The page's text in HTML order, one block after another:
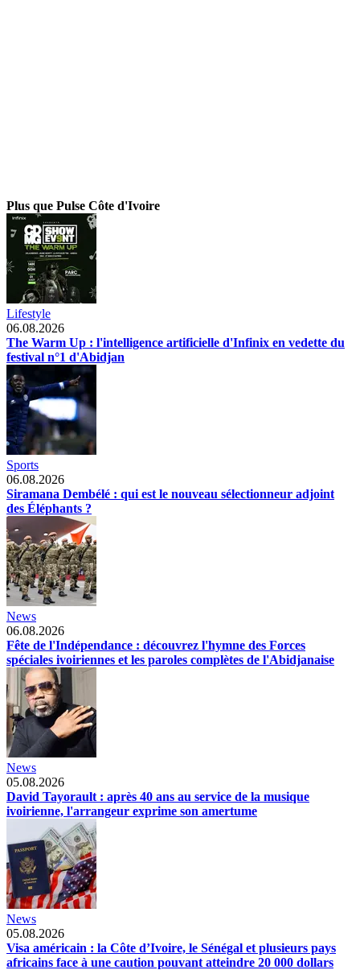
Plus que Pulse Côte d'Ivoire
Lifestyle
06.08.2026
The Warm Up : l'intelligence artificielle d'Infinix en vedette du
festival n°1 d'Abidjan
Sports
06.08.2026
Siramana Dembélé : qui est le nouveau sélectionneur adjoint
des Éléphants ?
News
06.08.2026
Fête de l'Indépendance : découvrez l'hymne des Forces
spéciales ivoiriennes et les paroles complètes de l'Abidjanaise
News
05.08.2026
David Tayorault : après 40 ans au service de la musique
ivoirienne, l'arrangeur exprime son amertume
News
05.08.2026
Visa américain : la Côte d’Ivoire, le Sénégal et plusieurs pays
africains face à une caution pouvant atteindre 20 000 dollars